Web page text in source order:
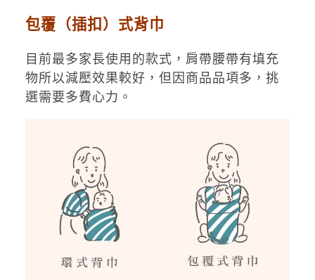
包覆（插扣）式背巾
目前最多家長使用的款式，肩帶腰帶有填充
物所以減壓效果較好，但因商品品項多，挑
選需要多費心力。